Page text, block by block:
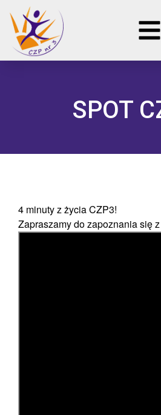
SPOT
4 minuty z życia CZP3!
Zapraszamy do zapoznania się